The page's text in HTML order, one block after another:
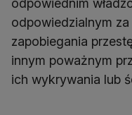
odpowiednim
odpowiedzialnym
zapobiegania
innym poważnym
ich wykrywania lub